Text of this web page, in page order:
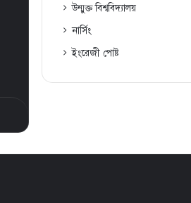
উন্মুক্ত বিশ্ববিদ্যালয়
নার্সিং
ইংরেজী পোষ্ট